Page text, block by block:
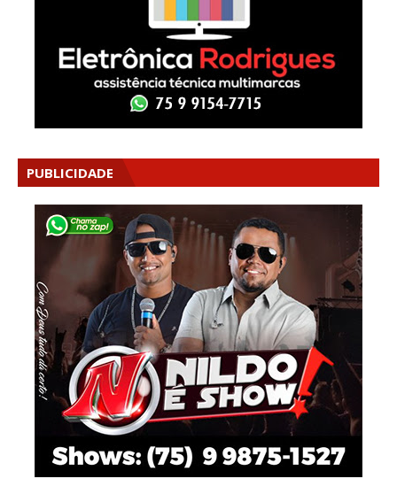
PUBLICIDADE